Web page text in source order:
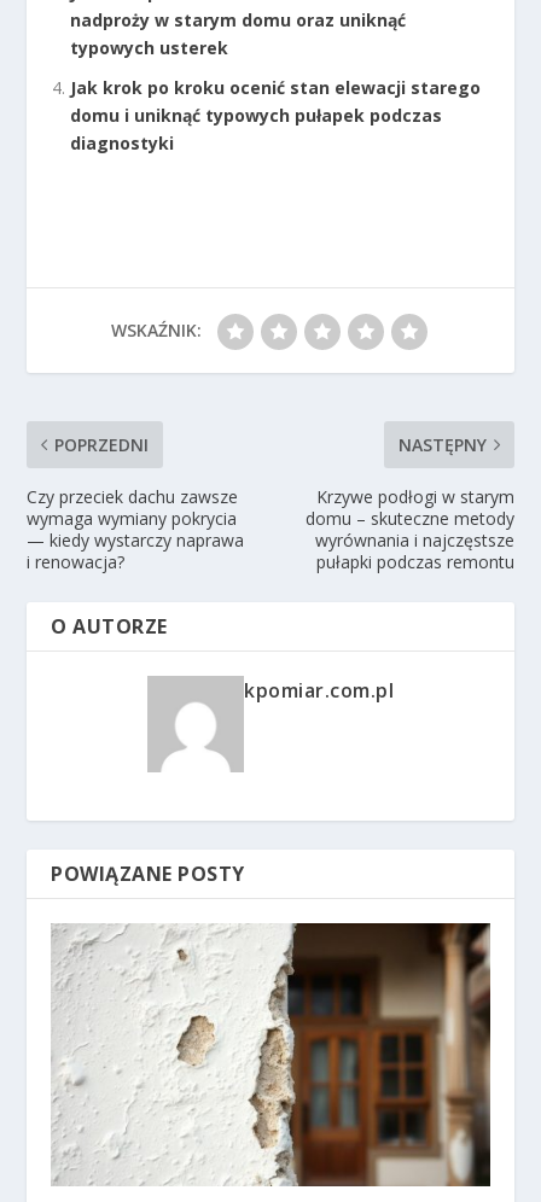
nadproży w starym domu oraz uniknąć
typowych usterek
Jak krok po kroku ocenić stan elewacji starego
domu i uniknąć typowych pułapek podczas
diagnostyki
WSKAŹNIK:
POPRZEDNI
Czy przeciek dachu zawsze
wymaga wymiany pokrycia
— kiedy wystarczy naprawa
i renowacja?
NASTĘPNY
Krzywe podłogi w starym
domu – skuteczne metody
wyrównania i najczęstsze
pułapki podczas remontu
O AUTORZE
kpomiar.com.pl
POWIĄZANE POSTY